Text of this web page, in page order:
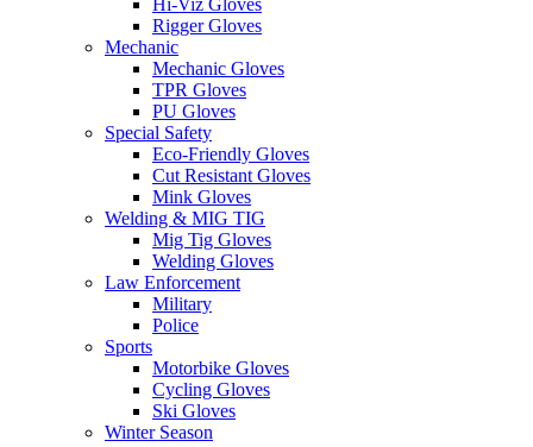
Hi-Viz Gloves
Rigger Gloves
Mechanic
Mechanic Gloves
TPR Gloves
PU Gloves
Special Safety
Eco-Friendly Gloves
Cut Resistant Gloves
Mink Gloves
Welding & MIG TIG
Mig Tig Gloves
Welding Gloves
Law Enforcement
Military
Police
Sports
Motorbike Gloves
Cycling Gloves
Ski Gloves
Winter Season